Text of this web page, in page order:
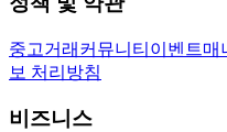
중고거래 커뮤니티 이벤트매
보 처리방침
비즈니스